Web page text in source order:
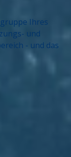
Ihres
und
- und das